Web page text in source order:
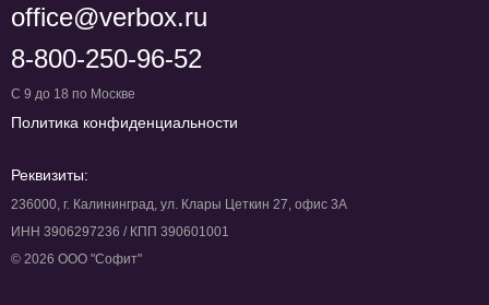
office@verbox.ru
8-800-250-96-52
С 9 до 18 по Москве
Политика конфиденциальности
Реквизиты:
236000, г. Калининград, ул. Клары Цеткин 27, офис 3А
ИНН 3906297236 / КПП 390601001
© 2026 ООО "Софит"